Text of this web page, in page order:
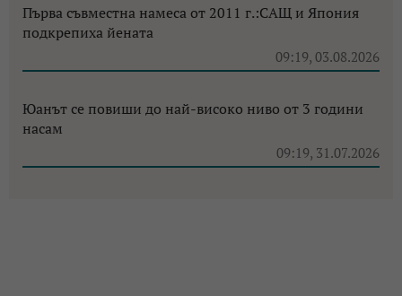
Първа съвместна намеса от 2011 г.:САЩ и Япония
подкрепиха йената
09:19, 03.08.2026
Юанът се повиши до най-високо ниво от 3 години
насам
09:19, 31.07.2026